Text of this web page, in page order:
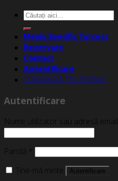
Caută
după:
Meniu Specific Turcesc
Rezervare
Contact
Autentificare
COMANDĂ TELEFONIC
Autentificare
Nume utilizator sau adresă email
Parolă *
Ține-mă minte
Autentificare